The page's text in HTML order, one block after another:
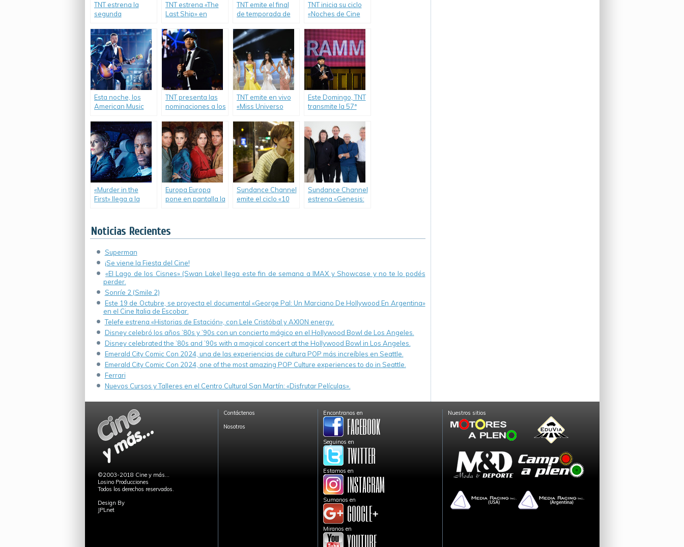
TNT estrena la
segunda
«Under the Dome».
TNT estrena «The
Last Ship» en
TNT emite el final
de temporada de
TNT inicia su ciclo
«Noches de Cine
Esta noche, los
American Music
simultáneo por TNT
y TBS veryfunny.
TNT presenta las
nominaciones a los
TNT emite en vivo
«Miss Universo
Este Domingo, TNT
transmite la 57ª
Premios Grammy.
«Murder in the
First» llega a la
Europa Europa
pone en pantalla la
Sundance Channel
emite el ciclo «10
Sundance Channel
estrena «Genesis:
Noticias Recientes
Superman
¡Se viene la Fiesta del Cine!
«El Lago de los Cisnes» (Swan Lake) llega este fin de semana a IMAX y Showcase y no te lo podés
perder.
Sonríe 2 (Smile 2)
Este 19 de Octubre, se proyecta el documental «George Pal: Un Marciano De Hollywood En Argentina»
en el Cine Italia de Escobar.
Telefe estrena «Historias de Estación», con Lele Cristóbal y AXION energy.
Disney celebró los años ’80s y ’90s con un concierto mágico en el Hollywood Bowl de Los Angeles.
Disney celebrated the ’80s and ’90s with a magical concert at the Hollywood Bowl in Los Angeles.
Emerald City Comic Con 2024, una de las experiencias de cultura POP más increíbles en Seattle.
Emerald City Comic Con 2024, one of the most amazing POP Culture experiences to do in Seattle.
Ferrari
Nuevos Cursos y Talleres en el Centro Cultural San Martín: «Disfrutar Películas».
©2003-2018 Cine y más...
Losino Producciones
Todos los derechos reservados.
Design By
JPLnet
Contáctenos
Nosotros
Encontranos en
Seguinos en
Estamos en
Sumanos en
Miranos en
Nuestros sitios